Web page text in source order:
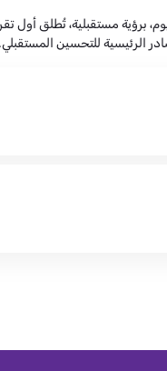
مستقبلية، تُطلق أول
الرئيسية للتحسين المستقبلي.